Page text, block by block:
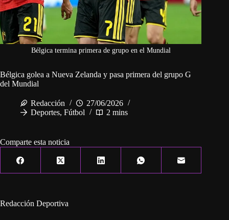
Bélgica termina primera de grupo en el Mundial
Bélgica golea a Nueva Zelanda y pasa primera del grupo G
del Mundial
Redacción
27/06/2026
Deportes, Fútbol 2 mins
Comparte esta noticia
Redacción Deportiva